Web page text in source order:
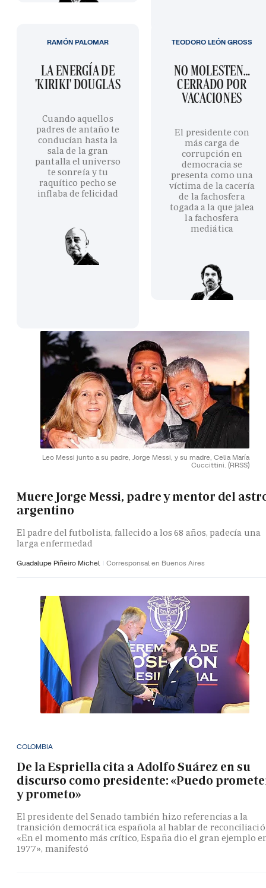
LA ENERGÍA DE
'KIRIKI' DOUGLAS
Cuando aquellos
padres de antaño te
conducían hasta la
sala de la gran
pantalla el universo
te sonreía y tu
raquítico pecho se
inflaba de felicidad
RAMÓN PALOMAR
NO MOLESTEN…
CERRADO POR
VACACIONES
El presidente con
más carga de
corrupción en
democracia se
presenta como una
víctima de la cacería
de la fachosfera
togada a la que jalea
la fachosfera
mediática
TEODORO LEÓN GROSS
Leo Messi junto a su padre, Jorge Messi, y su madre, Celia María
Cuccittini. (RRSS)
Muere Jorge Messi, padre y mentor del
argentino
El padre del futbolista, fallecido a los 68 años, padecía una
larga enfermedad
Guadalupe Piñeiro Michel Corresponsal en Buenos Aires
COLOMBIA
De la Espriella cita a Adolfo Suárez en su
discurso como presidente: «Puedo
y prometo»
El presidente del Senado también hizo referencias a la
transición democrática española al hablar de
«En el momento más crítico, España dio el gran ejemplo
1977», manifestó